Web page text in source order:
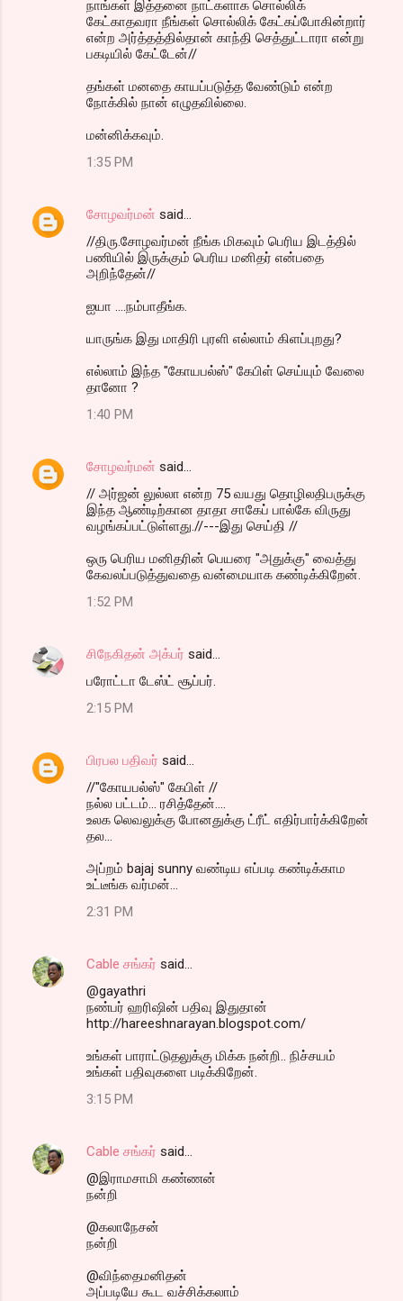
நாங்கள் இத்தனை நாட்களாக சொல்லிக்
கேட்காதவரா நீங்கள் சொல்லிக் கேட்கப்போகின்றார்
என்ற அர்த்தத்தில்தான் காந்தி செத்துட்டாரா என்று
பகடியில் கேட்டேன்//
தங்கள் மனதை காயப்படுத்த வேண்டும் என்ற
நோக்கில் நான் எழுதவில்லை.
மன்னிக்கவும்.
1:35 PM
சோழவர்மன் said…
//திரு.சோழவர்மன் நீங்க மிகவும் பெரிய இடத்தில்
பணியில் இருக்கும் பெரிய மனிதர் என்பதை
அறிந்தேன்//
ஐயா ....நம்பாதீங்க.
யாருங்க இது மாதிரி புரளி எல்லாம் கிளப்புறது?
எல்லாம் இந்த "கோயபல்ஸ்" கேபிள் செய்யும் வேலை
தானோ ?
1:40 PM
சோழவர்மன் said…
// அர்ஜன் லுல்லா என்ற 75 வயது தொழிலதிபருக்கு
இந்த ஆண்டிற்கான தாதா சாகேப் பால்கே விருது
வழங்கப்பட்டுள்ளது.//---இது செய்தி //
ஒரு பெரிய மனிதரின் பெயரை "அதுக்கு" வைத்து
கேவலப்படுத்துவதை வன்மையாக கண்டிக்கிறேன்.
1:52 PM
சிநேகிதன் அக்பர் said…
பரோட்டா டேஸ்ட் சூப்பர்.
2:15 PM
பிரபல பதிவர் said…
//"கோயபல்ஸ்" கேபிள் //
நல்ல பட்டம்... ரசித்தேன்....
உலக லெவலுக்கு போனதுக்கு ட்ரீட் எதிர்பார்க்கிறேன்
தல‌...
அப்றம் bajaj sunny வண்டிய எப்படி கண்டிக்காம
உட்டீங்க வர்மன்...
2:31 PM
Cable சங்கர் said…
@gayathri
நண்பர் ஹரிஷின் பதிவு இதுதான்
http://hareeshnarayan.blogspot.com/
உங்கள் பாராட்டுதலுக்கு மிக்க நன்றி.. நிச்சயம்
உங்கள் பதிவுகளை படிக்கிறேன்.
3:15 PM
Cable சங்கர் said…
@இராமசாமி கண்ணன்
நன்றி
@கலாநேசன்
நன்றி
@விந்தைமனிதன்
அப்படியே கூட வச்சிக்கலாம்